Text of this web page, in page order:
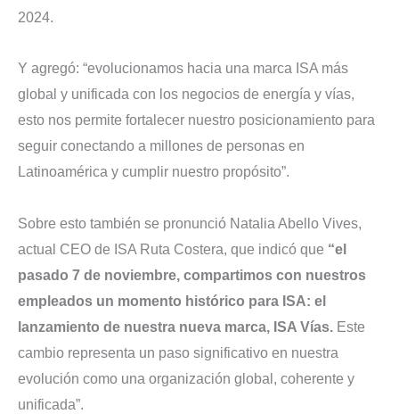
2024.
Y agregó: “evolucionamos hacia una marca ISA más
global y unificada con los negocios de energía y vías,
esto nos permite fortalecer nuestro posicionamiento para
seguir conectando a millones de personas en
Latinoamérica y cumplir nuestro propósito”.
Sobre esto también se pronunció Natalia Abello Vives,
actual CEO de ISA Ruta Costera, que indicó que “el
pasado 7 de noviembre, compartimos con nuestros
empleados un momento histórico para ISA: el
lanzamiento de nuestra nueva marca, ISA Vías. Este
cambio representa un paso significativo en nuestra
evolución como una organización global, coherente y
unificada”.